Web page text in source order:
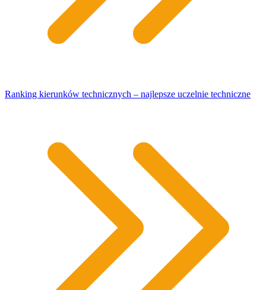
Ranking kierunków technicznych – najlepsze uczelnie techniczne